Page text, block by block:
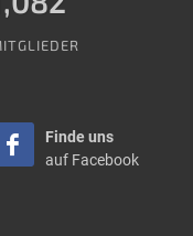
Finde uns
auf Facebook